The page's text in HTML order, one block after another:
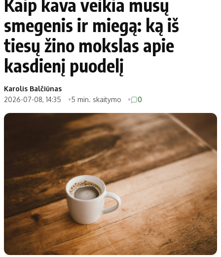
Kaip kava veikia mūsų
smegenis ir miegą: ką iš
tiesų žino mokslas apie
kasdienį puodelį
Karolis Balčiūnas
2026-07-08, 14:35
5 min. skaitymo 0